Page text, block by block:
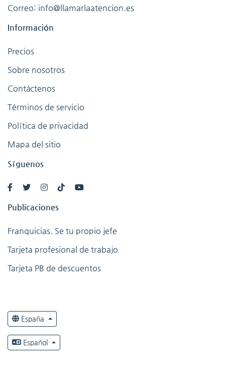
Correo: info@llamarlaatencion.es
Información
Precios
Sobre nosotros
Contáctenos
Términos de servicio
Política de privacidad
Mapa del sitio
Síguenos
Publicaciones
Franquicias. Se tu propio jefe
Tarjeta profesional de trabajo
Tarjeta PB de descuentos
España
Español